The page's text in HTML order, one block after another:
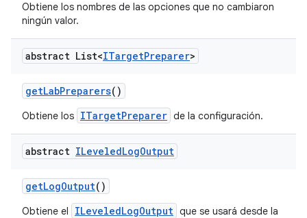
Obtiene los nombres de las opciones que no cambiaron
ningún valor.
abstract List<ITargetPreparer>
getLabPreparers()
Obtiene los ITargetPreparer de la configuración.
abstract ILeveledLogOutput
getLogOutput()
Obtiene el ILeveledLogOutput que se usará desde la